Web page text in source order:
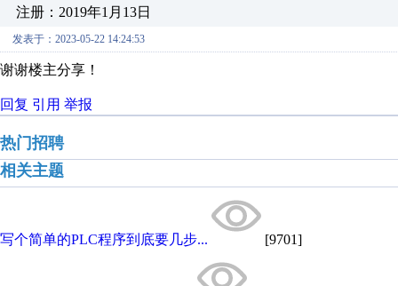
注册：2019年1月13日
发表于：2023-05-22 14:24:53
谢谢楼主分享！
回复 引用 举报
热门招聘
相关主题
写个简单的PLC程序到底要几步... [9701]